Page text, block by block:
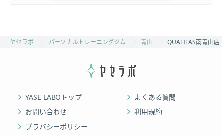
ヤセラボ パーソナルトレーニングジム 青山 QUALITAS南青山店
YASE LABOトップ
よくある質問
お問い合わせ
利用規約
プラバシーポリシー